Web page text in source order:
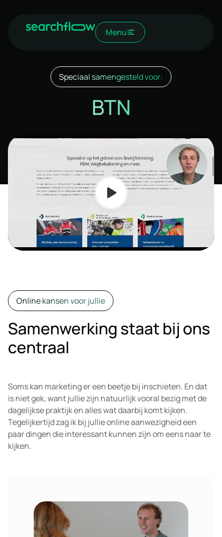
Menu
Speciaal samengesteld voor:
BTN
Online kansen voor jullie
Samenwerking staat bij ons
centraal
Soms kan marketing er een beetje bij inschieten. En dat
is niet gek, want jullie zijn natuurlijk vooral bezig met de
dagelijkse praktijk en alles wat daarbij komt kijken.
Tegelijkertijd zag ik bij jullie online aanwezigheid een
paar dingen die interessant kunnen zijn om eens naar te
kijken.